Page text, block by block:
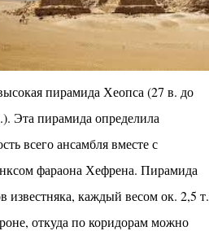
пирамида Хеопса (27 в. до
Эта пирамида определила
всего ансамбля вместе с
фараона Хефрена. Пирамида
каждый весом ок. 2,5 т.
откуда по коридорам можно